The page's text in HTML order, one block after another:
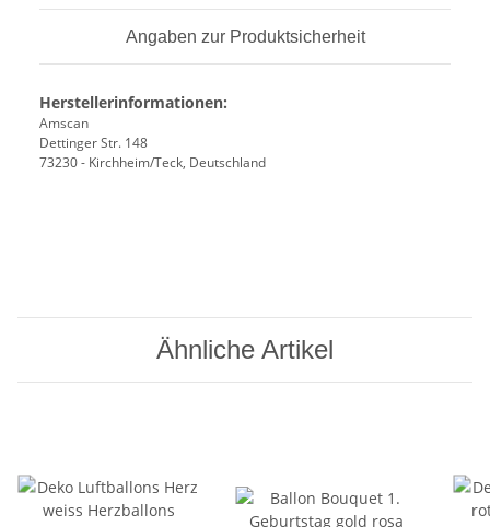
Angaben zur Produktsicherheit
Herstellerinformationen:
Amscan
Dettinger Str. 148
73230 - Kirchheim/Teck, Deutschland
Ähnliche Artikel